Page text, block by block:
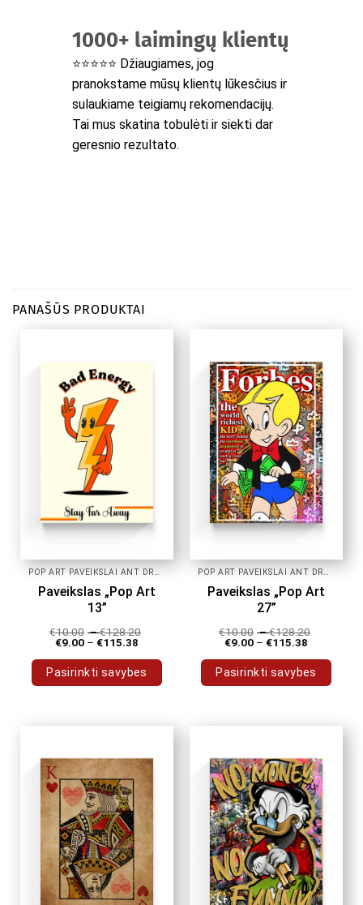
1000+ laimingų klientų
⭐⭐⭐⭐⭐ Džiaugiames, jog
pranokstame mūsų klientų lūkesčius ir
sulaukiame teigiamų rekomendacijų.
Tai mus skatina tobulėti ir siekti dar
geresnio rezultato.
PANAŠŪS PRODUKTAI
Paveikslas „Pop Art
13”
€10.00 –€128.20
€9.00 – €115.38
Pasirinkti savybes
variants.
The
options
may
be
chosen
on
the
product
Paveikslas „Pop Art
27”
€10.00 –€128.20
€9.00 – €115.38
Pasirinkti savybes
variants.
The
options
may
be
chosen
on
the
product